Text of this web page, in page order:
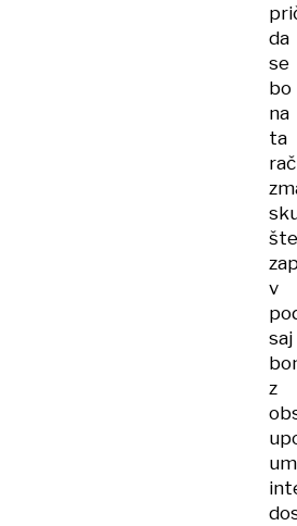
da
se
bo
na
ta
v
saj
z